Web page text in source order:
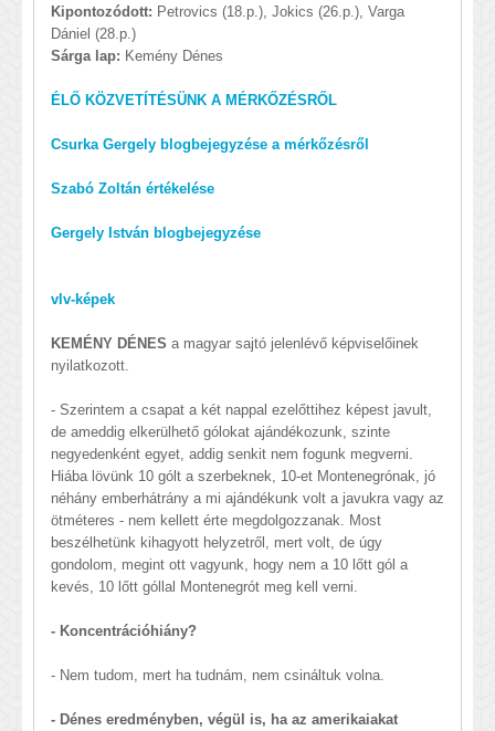
Kipontozódott: Petrovics (18.p.), Jokics (26.p.), Varga
Dániel (28.p.)
Sárga lap: Kemény Dénes
ÉLŐ KÖZVETÍTÉSÜNK A MÉRKŐZÉSRŐL
Csurka Gergely blogbejegyzése a mérkőzésről
Szabó Zoltán értékelése
Gergely István blogbejegyzése
vlv-képek
KEMÉNY DÉNES a magyar sajtó jelenlévő képviselőinek
nyilatkozott.
- Szerintem a csapat a két nappal ezelőttihez képest javult,
de ameddig elkerülhető gólokat ajándékozunk, szinte
negyedenként egyet, addig senkit nem fogunk megverni.
Hiába lövünk 10 gólt a szerbeknek, 10-et Montenegrónak, jó
néhány emberhátrány a mi ajándékunk volt a javukra vagy az
ötméteres - nem kellett érte megdolgozzanak. Most
beszélhetünk kihagyott helyzetről, mert volt, de úgy
gondolom, megint ott vagyunk, hogy nem a 10 lőtt gól a
kevés, 10 lőtt góllal Montenegrót meg kell verni.
- Koncentrációhiány?
- Nem tudom, mert ha tudnám, nem csináltuk volna.
- Dénes eredményben, végül is, ha az amerikaiakat